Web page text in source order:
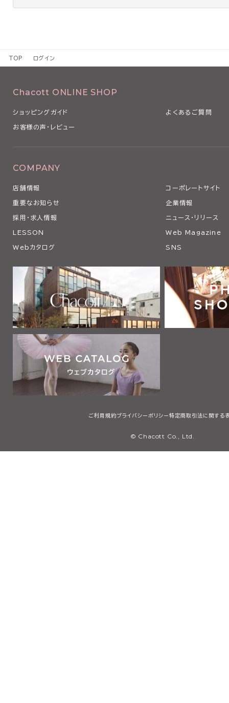
TOP ログイン
Chacott ONLINE SHOP
ショッピングガイド よくあるご質問
お客様の声・レビュー
COMPANY
店舗情報 コーポレートサイト
重要なお知らせ 企業情報
採用・求人情報 ニュース・リリース
LESSON Web Magazine
Webカタログ SNS
ご利用規約プライバシーポリシー 特定商取引法に関する
© Chacott Co., Ltd.